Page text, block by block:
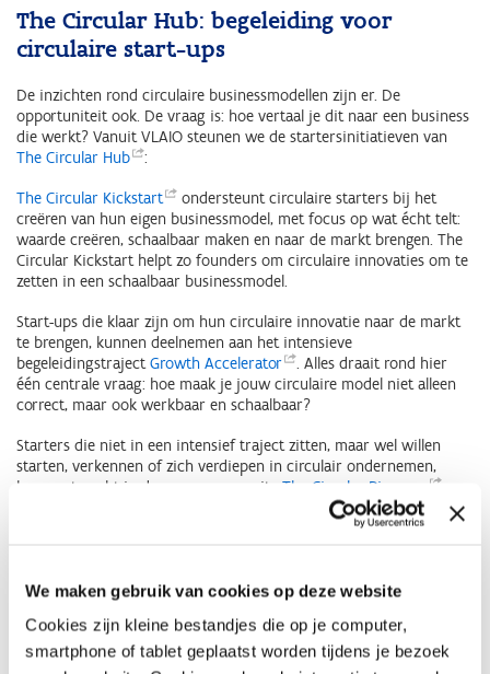
We maken gebruik van cookies op deze website
Cookies zijn kleine bestandjes die op je computer,
smartphone of tablet geplaatst worden tijdens je bezoek
The Circular Hub: begeleiding voor
circulaire start-ups
De inzichten rond circulaire businessmodellen zijn er. De
opportuniteit ook. De vraag is: hoe vertaal je dit naar een business
die werkt? Vanuit VLAIO steunen we de startersinitiatieven van
The Circular Hub :
The Circular Kickstart
ondersteunt circulaire starters bij het
creëren van hun eigen businessmodel, met focus op wat écht telt:
waarde creëren, schaalbaar maken en naar de markt brengen. The
Circular Kickstart helpt zo founders om circulaire innovaties om te
zetten in een schaalbaar businessmodel.
Start-ups die klaar zijn om hun circulaire innovatie naar de markt
te brengen, kunnen deelnemen aan het intensieve
begeleidingstrajectGrowth Accelerator
. Alles draait rond hier
één centrale vraag: hoe maak je jouw circulaire model niet alleen
correct, maar ook werkbaar en schaalbaar?
Starters die niet in een intensief traject zitten, maar wel willen
starten, verkennen of zich verdiepen in circulair ondernemen,
kunnen terecht in de open community The Circular Pioneers
Vlaanderen Circulairis het knooppunt, de inspirator en
matchmaker voor circulaire economie in Vlaanderen. Het is een
partnerschap van overheden, bedrijven, middenveld en